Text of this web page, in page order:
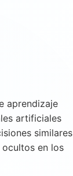
aprendizaje
artificiales
similares
en los